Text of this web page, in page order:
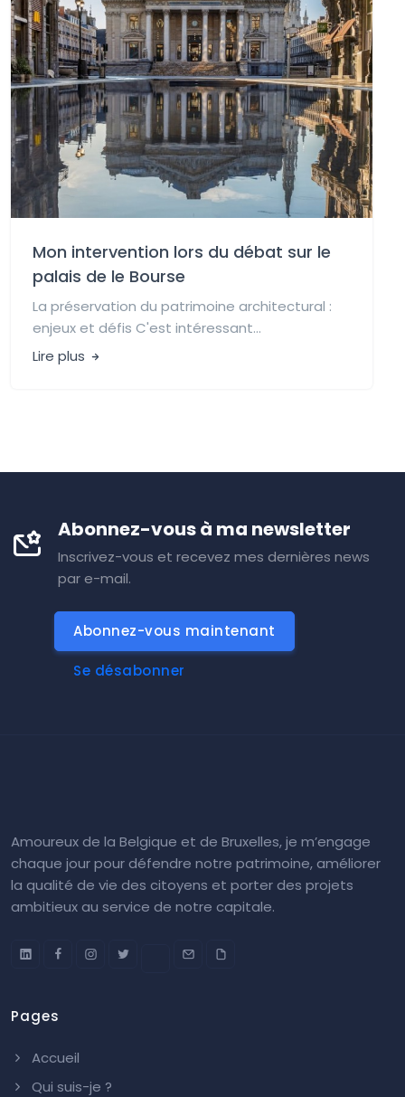
Mon intervention lors du débat sur le
palais de le Bourse
La préservation du patrimoine architectural :
enjeux et défis C'est intéressant...
Lire plus
Abonnez-vous à ma newsletter
Inscrivez-vous et recevez mes dernières news
par e-mail.
Abonnez-vous maintenant
Se désabonner
Amoureux de la Belgique et de Bruxelles, je m’engage
chaque jour pour défendre notre patrimoine, améliorer
la qualité de vie des citoyens et porter des projets
ambitieux au service de notre capitale.
Pages
Accueil
Qui suis-je ?